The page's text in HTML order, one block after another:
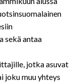
sekä antaa
jotka asuvat
joku muu yhteys